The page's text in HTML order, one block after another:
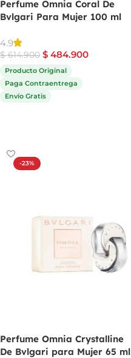
Perfume Omnia Coral De
Bvlgari Para Mujer 100 ml
4.9
$614.900 $ 484.900
Producto Original
Paga Contraentrega
Envío Gratis
-23%
Perfume Omnia Crystalline
De Bvlgari para Mujer 65 ml